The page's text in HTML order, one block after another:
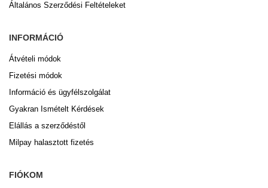
Általános Szerződési Feltételeket
INFORMÁCIÓ
Átvételi módok
Fizetési módok
Információ és ügyfélszolgálat
Gyakran Ismételt Kérdések
Elállás a szerződéstől
Milpay halasztott fizetés
FIÓKOM